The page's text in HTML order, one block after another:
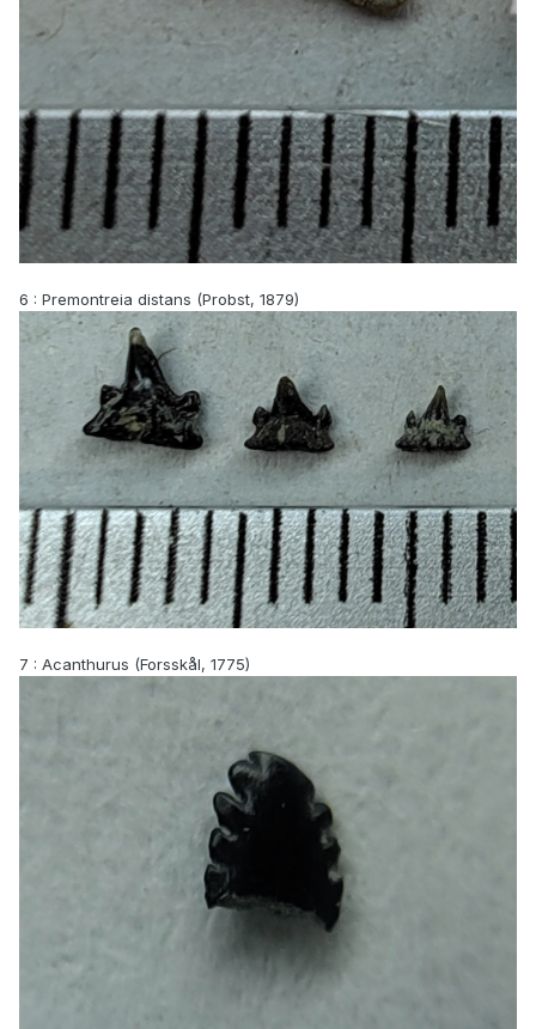
6 : Premontreia distans (Probst, 1879)
7 : Acanthurus (Forsskål, 1775)